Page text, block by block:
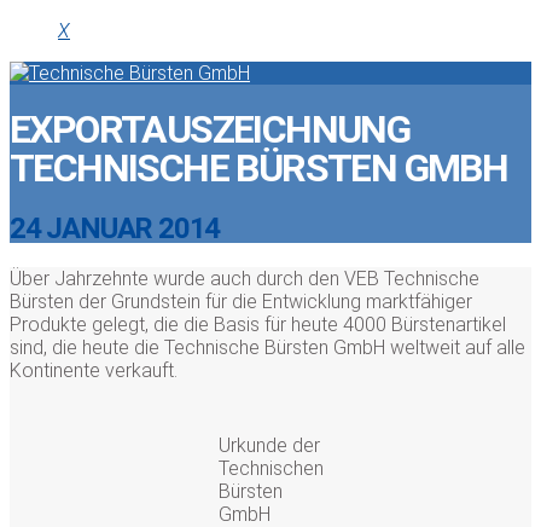
X
EXPORTAUSZEICHNUNG
TECHNISCHE BÜRSTEN GMBH
24 JANUAR 2014
Über Jahrzehnte wurde auch durch den VEB Technische
Bürsten der Grundstein für die Entwicklung marktfähiger
Produkte gelegt, die die Basis für heute 4000 Bürstenartikel
sind, die heute die Technische Bürsten GmbH weltweit auf alle
Kontinente verkauft.
Urkunde der
Technischen
Bürsten
GmbH